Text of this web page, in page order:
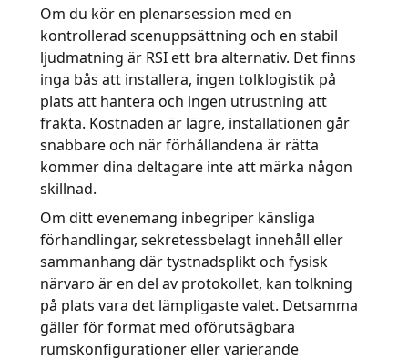
Om du kör en plenarsession med en
kontrollerad scenuppsättning och en stabil
ljudmatning är RSI ett bra alternativ. Det finns
inga bås att installera, ingen tolklogistik på
plats att hantera och ingen utrustning att
frakta. Kostnaden är lägre, installationen går
snabbare och när förhållandena är rätta
kommer dina deltagare inte att märka någon
skillnad.
Om ditt evenemang inbegriper känsliga
förhandlingar, sekretessbelagt innehåll eller
sammanhang där tystnadsplikt och fysisk
närvaro är en del av protokollet, kan tolkning
på plats vara det lämpligaste valet. Detsamma
gäller för format med oförutsägbara
rumskonfigurationer eller varierande